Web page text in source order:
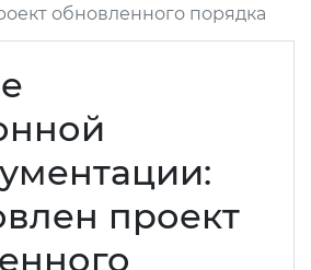
обновленного порядка
проект